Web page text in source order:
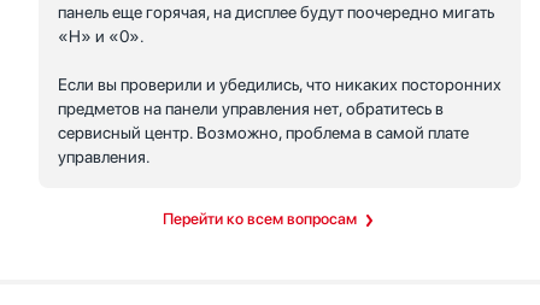
панель еще горячая, на дисплее будут поочередно мигать
«H» и «0».
Если вы проверили и убедились, что никаких посторонних
предметов на панели управления нет, обратитесь в
сервисный центр. Возможно, проблема в самой плате
управления.
Перейти ко всем вопросам